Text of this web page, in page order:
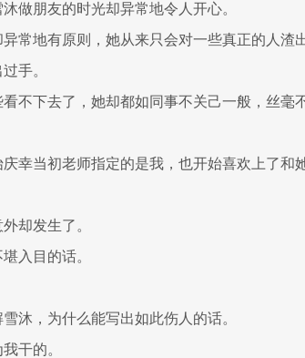
做朋友的时光却异常地令人开心。
常地有原则，她从来只会对一些真正的人渣
手。
不下去了，她却都如同事不关己一般，丝毫
幸当初老师指定的是我，也开始喜欢上了和
却发生了。
入目的话。
沐，为什么能写出如此伤人的话。
干的。